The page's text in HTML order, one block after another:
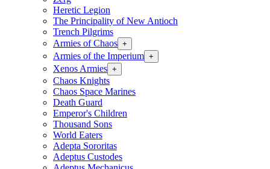
Heretic Legion
The Principality of New Antioch
Trench Pilgrims
Armies of Chaos +
Armies of the Imperium +
Xenos Armies +
Chaos Knights
Chaos Space Marines
Death Guard
Emperor's Children
Thousand Sons
World Eaters
Adepta Sororitas
Adeptus Custodes